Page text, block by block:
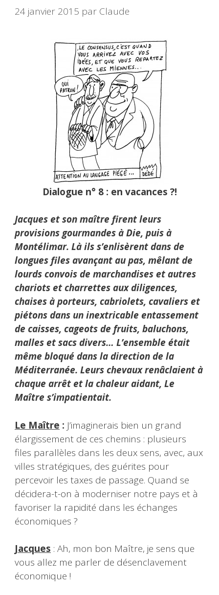
24 janvier 2015 par Claude
Dialogue n° 8 : en vacances ?!
Jacques et son maître firent leurs
provisions gourmandes à Die, puis à
Montélimar. Là ils s’enlisèrent dans de
longues files avançant au pas, mêlant de
lourds convois de marchandises et autres
chariots et charrettes aux diligences,
chaises à porteurs, cabriolets, cavaliers et
piétons dans un inextricable entassement
de caisses, cageots de fruits, baluchons,
malles et sacs divers… L’ensemble était
même bloqué dans la direction de la
Méditerranée. Leurs chevaux renâclaient à
chaque arrêt et la chaleur aidant, Le
Maître s’impatientait.
Le Maître : J’imaginerais bien un grand
élargissement de ces chemins : plusieurs
files parallèles dans les deux sens, avec, aux
villes stratégiques, des guérites pour
percevoir les taxes de passage. Quand se
décidera-t-on à moderniser notre pays et à
favoriser la rapidité dans les échanges
économiques ?
Jacques : Ah, mon bon Maître, je sens que
vous allez me parler de désenclavement
économique !